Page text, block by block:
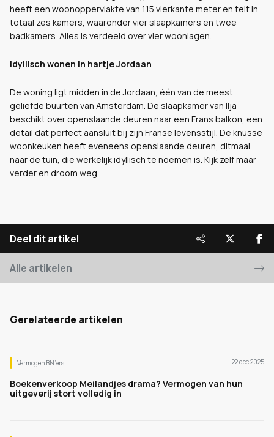
heeft een woonoppervlakte van 115 vierkante meter en telt in
totaal zes kamers, waaronder vier slaapkamers en twee
badkamers. Alles is verdeeld over vier woonlagen.
Idyllisch wonen in hartje Jordaan
De woning ligt midden in de Jordaan, één van de meest
geliefde buurten van Amsterdam. De slaapkamer van Ilja
beschikt over openslaande deuren naar een Frans balkon, een
detail dat perfect aansluit bij zijn Franse levensstijl. De knusse
woonkeuken heeft eveneens openslaande deuren, ditmaal
naar de tuin, die werkelijk idyllisch te noemen is. Kijk zelf maar
verder en droom weg.
Deel dit artikel
Alle artikelen
Gerelateerde artikelen
Vermogen BN’ers 22 dec 2025
Boekenverkoop Meilandjes drama? Vermogen van hun
uitgeverij stort volledig in